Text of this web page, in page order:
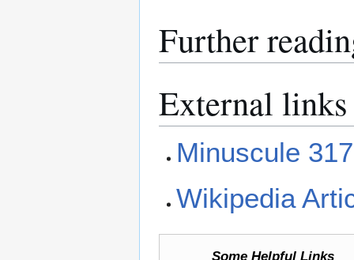
Further
External links
Minuscule 317
Wikipedia
Some Helpful Links